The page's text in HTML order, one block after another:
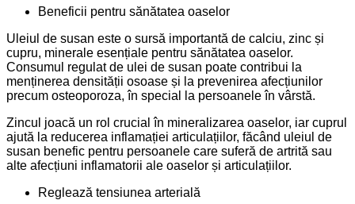
Beneficii pentru sănătatea oaselor
Uleiul de susan este o sursă importantă de calciu, zinc și
cupru, minerale esențiale pentru sănătatea oaselor.
Consumul regulat de ulei de susan poate contribui la
menținerea densității osoase și la prevenirea afecțiunilor
precum osteoporoza, în special la persoanele în vârstă.
Zincul joacă un rol crucial în mineralizarea oaselor, iar cuprul
ajută la reducerea inflamației articulațiilor, făcând uleiul de
susan benefic pentru persoanele care suferă de artrită sau
alte afecțiuni inflamatorii ale oaselor și articulațiilor.
Reglează tensiunea arterială